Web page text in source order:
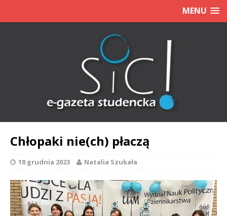
MENU
Chłopaki nie(ch) płaczą
18 grudnia 2023 Natalia Szukała